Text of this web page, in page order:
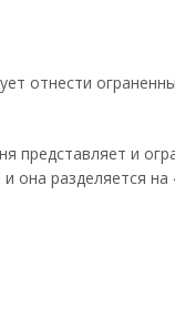
отнести
представляет и
она разделяется на